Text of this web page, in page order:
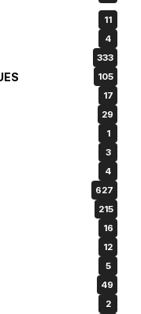
11
4
333
105
17
29
1
3
4
627
215
16
12
5
49
2